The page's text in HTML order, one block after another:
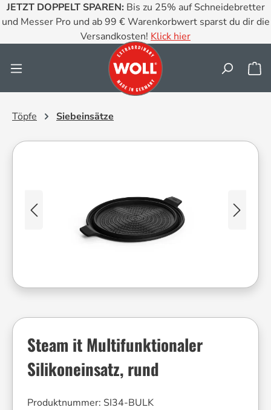
Zum Hauptinhalt springen
JETZT DOPPELT SPAREN: Bis zu 25% auf Schneidebretter
und Messer Pro und ab 99 € Warenkorbwert sparst du dir die
Versandkosten! Klick hier
Töpfe Siebeinsätze
Steam it Multifunktionaler
Silikoneinsatz, rund
Produktnummer: SI34-BULK